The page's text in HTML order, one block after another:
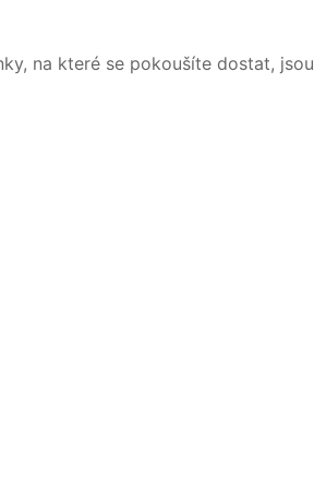
na které se pokoušíte dostat,